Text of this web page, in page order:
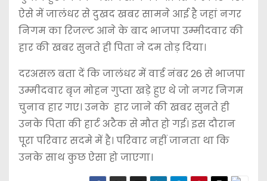
ऐसे में जालंधर से दुखद खबर सामने आई है जहां नगर
निगम का रिजल्ट आने के बाद भाजपा उम्मीदवार की
हार की खबर सुनते ही पिता ने दम तोड़ दिया।
दरअसल बता दें कि जालंधर में वार्ड नंबर 26 से भाजपा
उम्मीदवार बृज मोहन गुप्ता खड़े हुए थे जो नगर निगम
चुनाव हार गए। उनके हार जाने की खबर सुनते ही
उनके पिता की हार्ट अटैक से मौत हो गई। इस दौरान
पूरा परिवार सदमे में है। परिवार नहीं जानता था कि
उनके साथ कुछ ऐसा हो जाएगा।